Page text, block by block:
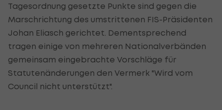
Tagesordnung gesetzte Punkte sind gegen die
Marschrichtung des umstrittenen FIS-Präsidenten
Johan Eliasch gerichtet. Dementsprechend
tragen einige von mehreren Nationalverbänden
gemeinsam eingebrachte Vorschläge für
Statutenänderungen den Vermerk "Wird vom
Council nicht unterstützt".